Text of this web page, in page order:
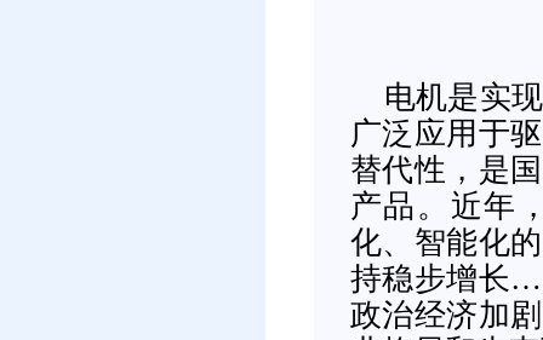
电机是实
广泛应用于
替代性，是
产品。近年
化、智能化
持稳步增长
政治经济加